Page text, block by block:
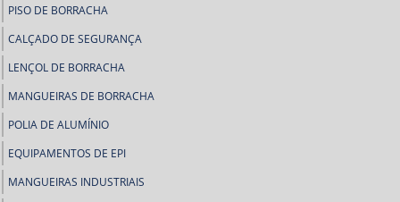
PISO DE BORRACHA
CALÇADO DE SEGURANÇA
LENÇOL DE BORRACHA
MANGUEIRAS DE BORRACHA
POLIA DE ALUMÍNIO
EQUIPAMENTOS DE EPI
MANGUEIRAS INDUSTRIAIS